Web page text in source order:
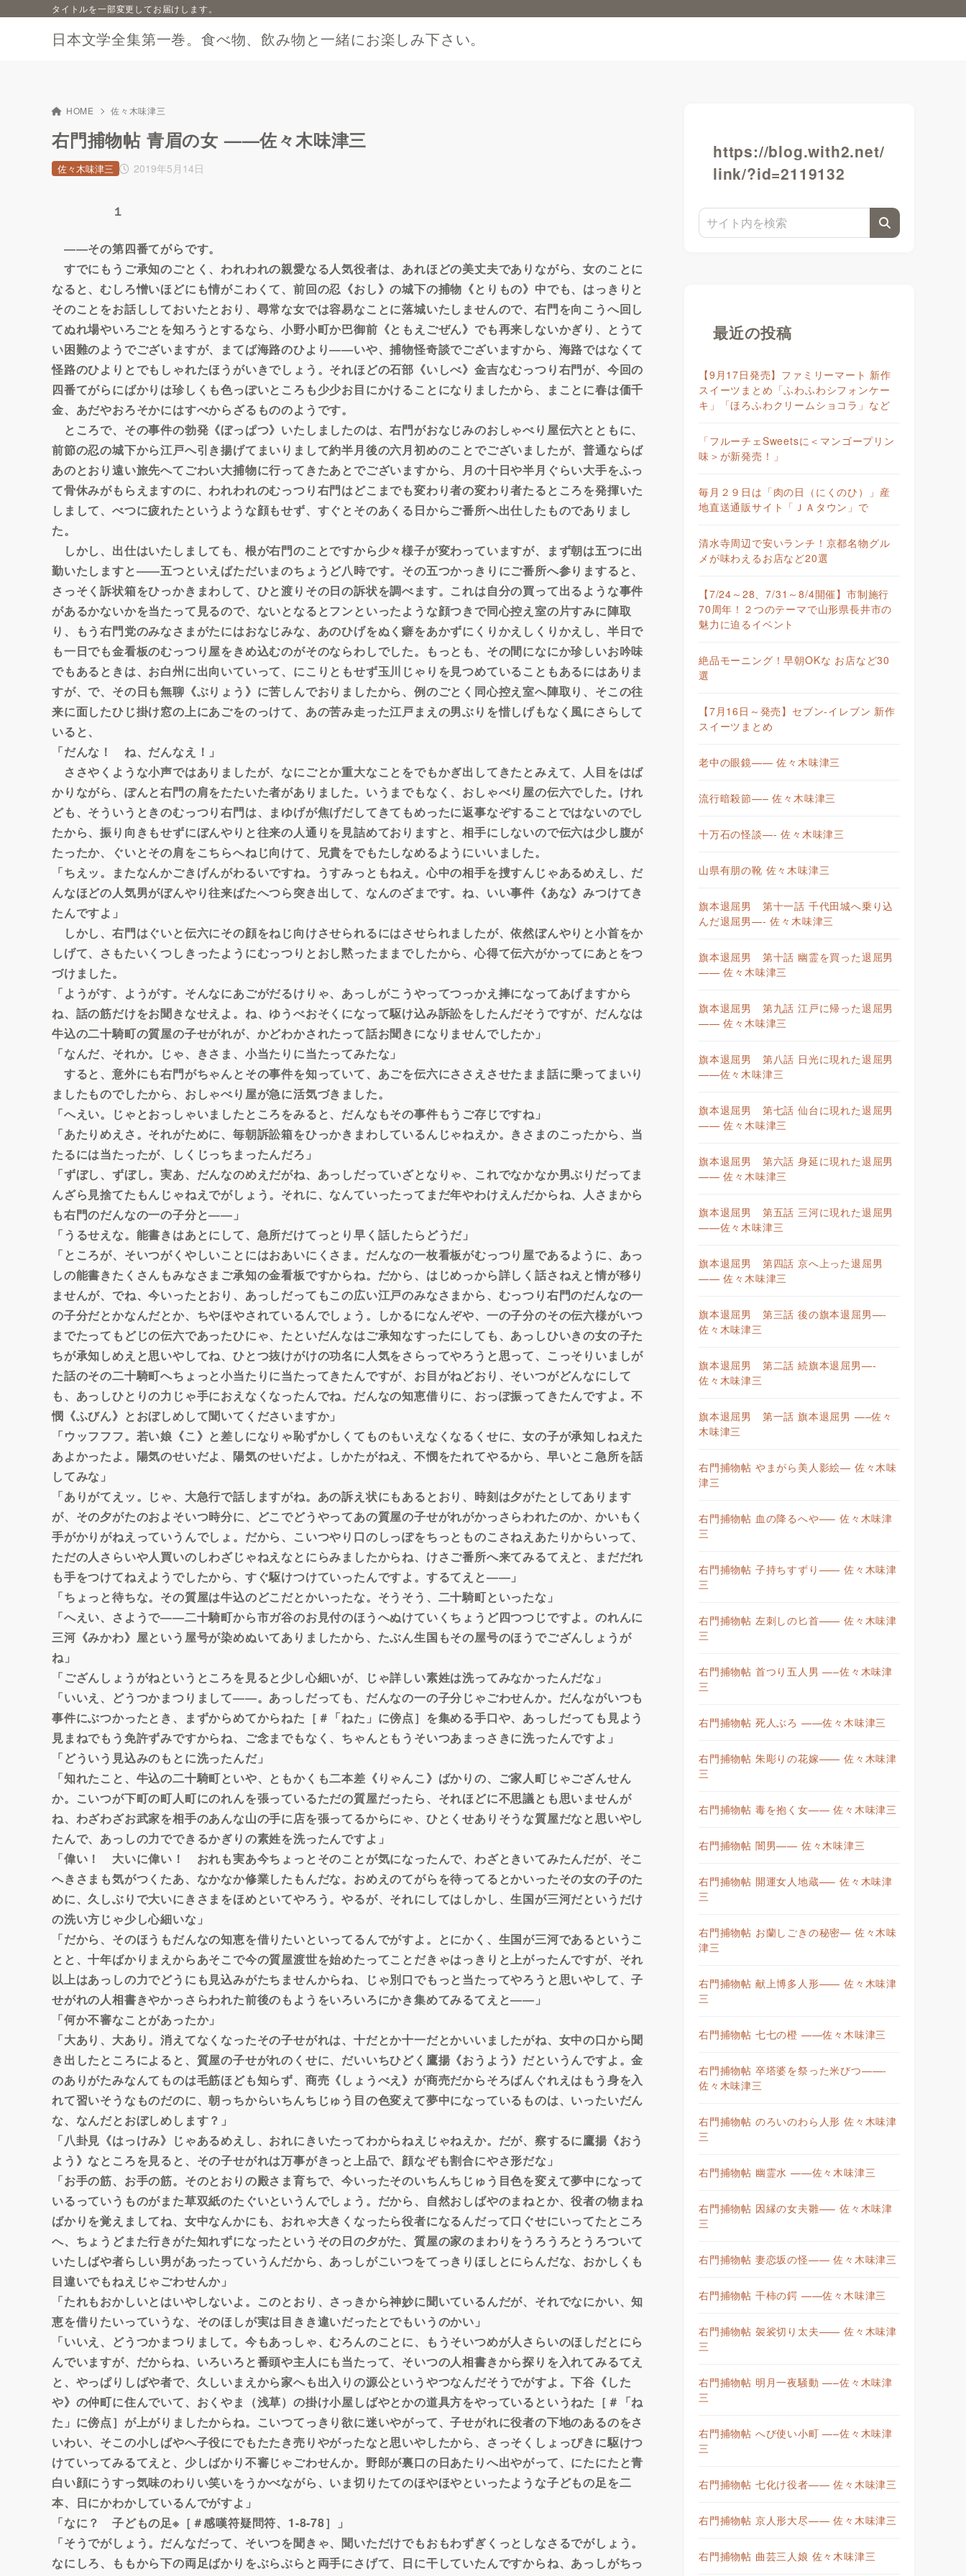
日本文学全集第一巻。食べ物、飲み物と一緒にお楽しみ下さい。
タイトルを一部変更してお届けします。
HOME 佐々木味津三
右門捕物帖 青眉の女 ——佐々木味津三
2019年5月14日
佐々木味津三
１
――その第四番てがらです。
すでにもうご承知のごとく、われわれの親愛なる人気役者は、あれほどの美丈夫でありながら、女のことに
なると、むしろ憎いほどにも情がこわくて、前回の忍《おし》の城下の捕物《とりもの》中でも、はっきりと
そのことをお話ししておいたとおり、尋常な女では容易なことに落城いたしませんので、右門を向こうへ回し
てぬれ場やいろごとを知ろうとするなら、小野小町か巴御前《ともえごぜん》でも再来しないかぎり、とうて
い困難のようでございますが、まてば海路のひより――いや、捕物怪奇談でございますから、海路ではなくて
怪路のひよりとでもしゃれたほうがいきでしょう。それほどの石部《いしべ》金吉なむっつり右門が、今回の
四番てがらにばかりは珍しくも色っぽいところも少少お目にかけることになりましたから、まことに春は価千
金、あだやおろそかにはすべからざるもののようです。
ところで、その事件の勃発《ぼっぱつ》いたしましたのは、右門がおなじみのおしゃべり屋伝六とともに、
前節の忍の城下から江戸へ引き揚げてまいりまして約半月後の六月初めのことでございましたが、普通ならば
あのとおり遠い旅先へてごわい大捕物に行ってきたあとでございますから、月の十日や半月ぐらい大手をふっ
て骨休みがもらえますのに、われわれのむっつり右門はどこまでも変わり者の変わり者たるところを発揮いた
しまして、べつに疲れたというような顔もせず、すぐとそのあくる日からご番所へ出仕したものでありまし
た。
しかし、出仕はいたしましても、根が右門のことですから少々様子が変わっていますが、まず朝は五つに出
勤いたしますと――五つといえばただいまのちょうど八時です。その五つかっきりにご番所へ参りますると、
さっそく訴状箱をひっかきまわして、ひと渡りその日の訴状を調べます。これは自分の買って出るような事件
があるかないかを当たって見るので、ないとなるとフンといったような顔つきで同心控え室の片すみに陣取
り、もう右門党のみなさまがたにはおなじみな、あのひげをぬく癖をあかずにくりかえしくりかえし、半日で
も一日でも金看板のむっつり屋をきめ込むのがそのならわしでした。もっとも、その間になにか珍しいお吟味
でもあるときは、お白州に出向いていって、にこりともせず玉川じゃりを見つめていることもあるにはありま
すが、で、その日も無聊《ぶりょう》に苦しんでおりましたから、例のごとく同心控え室へ陣取り、そこの往
来に面したひじ掛け窓の上にあごをのっけて、あの苦み走った江戸まえの男ぶりを惜しげもなく風にさらして
いると、
「だんな！ ね、だんなえ！」
ささやくような小声ではありましたが、なにごとか重大なことをでもかぎ出してきたとみえて、人目をはば
かりながら、ぽんと右門の肩をたたいた者がありました。いうまでもなく、おしゃべり屋の伝六でした。けれ
ども、そういうときのむっつり右門は、まゆげが焦げだしてきてもめったに返事なぞすることではないのでし
たから、振り向きもせずにぼんやりと往来の人通りを見詰めておりますと、相手にしないので伝六は少し腹が
たったか、ぐいとその肩をこちらへねじ向けて、兄貴をでもたしなめるようにいいました。
「ちえッ。またなんかごきげんがわるいですね。うすみっともねえ。心中の相手を捜すんじゃあるめえし、だ
んなほどの人気男がぼんやり往来ばたへつら突き出して、なんのざまです。ね、いい事件《あな》みつけてき
たんですよ」
しかし、右門はぐいと伝六にその顔をねじ向けさせられるにはさせられましたが、依然ぼんやりと小首をか
しげて、さもたいくつしきったようにむっつりとおし黙ったままでしたから、心得て伝六がかってにあとをつ
づけました。
「ようがす、ようがす。そんなにあごがだるけりゃ、あっしがこうやってつっかえ捧になってあげますから
ね、話の筋だけをお聞きなせえよ。ね、ゆうべおそくになって駆け込み訴訟をしたんだそうですが、だんなは
牛込の二十騎町の質屋の子せがれが、かどわかされたって話お聞きになりませんでしたか」
「なんだ、それか。じゃ、きさま、小当たりに当たってみたな」
すると、意外にも右門がちゃんとその事件を知っていて、あごを伝六にささえさせたまま話に乗ってまいり
ましたものでしたから、おしゃべり屋が急に活気づきました。
「へえい。じゃとおっしゃいましたところをみると、だんなもその事件もうご存じですね」
「あたりめえさ。それがために、毎朝訴訟箱をひっかきまわしているんじゃねえか。きさまのこったから、当
たるには当たったが、しくじっちまったんだろ」
「ずぼし、ずぼし。実あ、だんなのめえだがね、あっしだっていざとなりゃ、これでなかなか男ぶりだってま
んざら見捨てたもんじゃねえでがしょう。それに、なんていったってまだ年やわけえんだからね、人さまから
も右門のだんなの一の子分と――」
「うるせえな。能書きはあとにして、急所だけてっとり早く話したらどうだ」
「ところが、そいつがくやしいことにはおあいにくさま。だんなの一枚看板がむっつり屋であるように、あっ
しの能書きたくさんもみなさまご承知の金看板ですからね。だから、はじめっから詳しく話さねえと情が移り
ませんが、でね、今いったとおり、あっしだってもこの広い江戸のみなさまから、むっつり右門のだんなの一
の子分だとかなんだとか、ちやほやされているんでしょう。しかるになんぞや、一の子分のその伝六様がいつ
までたってもどじの伝六であったひにゃ、たといだんなはご承知なすったにしても、あっしひいきの女の子た
ちが承知しめえと思いやしてね、ひとつ抜けがけの功名に人気をさらってやろうと思って、こっそりいましが
た話のその二十騎町へちょっと小当たりに当たってきたんですが、お目がねどおり、そいつがどんなにして
も、あっしひとりの力じゃ手におえなくなったんでね。だんなの知恵借りに、おっぽ振ってきたんですよ。不
憫《ふびん》とおぼしめして聞いてくださいますか」
「ウッフフフ。若い娘《こ》と差しになりゃ恥ずかしくてものもいえなくなるくせに、女の子が承知しねえた
あよかったよ。陽気のせいだよ、陽気のせいだよ。しかたがねえ、不憫をたれてやるから、早いとこ急所を話
してみな」
「ありがてえッ。じゃ、大急行で話しますがね。あの訴え状にもあるとおり、時刻は夕がたとしてあります
が、その夕がたのおよそいつ時分に、どこでどうやってあの質屋の子せがれがかっさらわれたのか、かいもく
手がかりがねえっていうんでしょ。だから、こいつやり口のしっぽをちっとものこさねえあたりからいって、
ただの人さらいや人買いのしわざじゃねえなとにらみましたからね、けさご番所へ来てみるてえと、まだだれ
も手をつけてねえようでしたから、すぐ駆けつけていったんですよ。するてえと――」
「ちょっと待ちな。その質屋は牛込のどこだとかいったな。そうそう、二十騎町といったな」
「へえい、さようで――二十騎町から市ガ谷のお見付のほうへぬけていくちょうど四つつじですよ。のれんに
三河《みかわ》屋という屋号が染めぬいてありましたから、たぶん生国もその屋号のほうでござんしょうが
ね」
「ござんしょうがねというところを見ると少し心細いが、じゃ詳しい素姓は洗ってみなかったんだな」
「いいえ、どうつかまつりまして――。あっしだっても、だんなの一の子分じゃごわせんか。だんながいつも
事件にぶつかったとき、まずからめてからねた［＃「ねた」に傍点］を集める手口や、あっしだっても見よう
見まねでもう免許ずみですからね、ご念までもなく、ちゃんともうそいつあまっさきに洗ったんですよ」
「どういう見込みのもとに洗ったんだ」
「知れたこと、牛込の二十騎町といや、ともかくも二本差《りゃんこ》ばかりの、ご家人町じゃござんせん
か。こいつが下町の町人町にのれんを張っているただの質屋だったら、それほどに不思議とも思いませんが
ね、わざわざお武家を相手のあんな山の手に店を張ってるからにゃ、ひとくせありそうな質屋だなと思いやし
たんで、あっしの力でできるかぎりの素姓を洗ったんですよ」
「偉い！ 大いに偉い！ おれも実あ今ちょっとそのことが気になったんで、わざときいてみたんだが、そこ
へきさまも気がつくたあ、なかなか修業したもんだな。おめえのてがらを待ってるとかいったその女の子のた
めに、久しぶりで大いにきさまをほめといてやろう。やるが、それにしてはしかし、生国が三河だというだけ
の洗い方じゃ少し心細いな」
「だから、そのほうもだんなの知恵を借りたいといってるんでがすよ。とにかく、生国が三河であるというこ
とと、十年ばかりまえからあそこで今の質屋渡世を始めたってことだきゃはっきりと上がったんですが、それ
以上はあっしの力でどうにも見込みがたちませんからね、じゃ別口でもっと当たってやろうと思いやして、子
せがれの人相書きやかっさらわれた前後のもようをいろいろにかき集めてみるてえと――」
「何か不審なことがあったか」
「大あり、大あり。消えてなくなったその子せがれは、十だとか十一だとかいいましたがね、女中の口から聞
き出したところによると、質屋の子せがれのくせに、だいいちひどく鷹揚《おうよう》だというんですよ。金
のありがたみなんてものは毛筋ほども知らず、商売《しょうべえ》が商売だからそろばんぐれえはもう身を入
れて習いそうなものだのに、朝っちからいちんちじゅう目の色変えて夢中になっているものは、いったいだん
な、なんだとおぼしめします？」
「八卦見《はっけみ》じゃあるめえし、おれにきいたってわからねえじゃねえか。だが、察するに鷹揚《おう
よう》なところを見ると、その子せがれは万事がきっと上品で、顔なぞも割合にやさ形だな」
「お手の筋、お手の筋。そのとおりの殿さま育ちで、今いったそのいちんちじゅう目色を変えて夢中になって
いるっていうものがまた草双紙のたぐいというんでしょう。だから、自然おしばやのまねとか、役者の物まね
ばかりを覚えましてね、女中なんかにも、おれゃ大きくなったら役者になるんだって口ぐせにいってたところ
へ、ちょうどまた行きがた知れずになったというその日の夕がた、質屋の家のまわりをうろうろとうろついて
いたしばや者らしい男があったっていうんだから、あっしがこいつをてっきりほしとにらんだな、おかしくも
目違いでもねえじゃごわせんか」
「たれもおかしいとはいやしないよ。このとおり、さっきから神妙に聞いているんだが、それでなにかい、知
恵を借りたいっていうな、そのほしが実は目きき違いだったとでもいうのかい」
「いいえ、どうつかまつりまして。今もあっしゃ、むろんのことに、もうそいつめが人さらいのほしだとにら
んでいますが、だからね、いろいろと番頭や主人にも当たって、そいつの人相書きから探りを入れてみるてえ
と、やっぱりしばや者で、久しいまえから家へも出入りの源公というやつなんだそうでがすよ。下谷《した
や》の仲町に住んでいて、おくやま（浅草）の掛け小屋しばやとかの道具方をやっているというねた［＃「ね
た」に傍点］が上がりましたからね。こいつてっきり欲に迷いやがって、子せがれに役者の下地のあるのをさ
いわい、そこの小しばやへ子役にでもたたき売りやがったなと思いやしたから、さっそくしょっぴきに駆けつ
けていってみるてえと、少しばかり不審じゃごわせんか。野郎が裏口の日あたりへ出やがって、にたにたと青
白い顔にうすっ気味のわりい笑いをうかべながら、いま切りたてのほやほやといったような子どもの足を二
本、日にかわかしているんでがすよ」
「なに？ 子どもの足※［＃感嘆符疑問符、1-8-78］」
「そうでがしょう。だんなだって、そいつを聞きゃ、聞いただけでもおもわずぎくっとしなさるでがしょう。
なにしろ、ももから下の両足ばかりをぶらぶらと両手にさげて、日に干していたんですからね、あっしがちっ
https://blog.with2.net/
link/?id=2119132
最近の投稿
【9月17日発売】ファミリーマート 新作
スイーツまとめ「ふわふわシフォンケー
キ」「ほろふわクリームショコラ」など
「フルーチェSweetsに＜マンゴープリン
味＞が新発売！」
毎月２９日は「肉の日（にくのひ）」産
地直送通販サイト「ＪＡタウン」で
清水寺周辺で安いランチ！京都名物グル
メが味わえるお店など20選
【7/24～28、7/31～8/4開催】市制施行
70周年！２つのテーマで山形県長井市の
魅力に迫るイベント
絶品モーニング！早朝OKな お店など30
選
【7月16日～発売】セブン-イレブン 新作
スイーツまとめ
老中の眼鏡—— 佐々木味津三
流行暗殺節—– 佐々木味津三
十万石の怪談—- 佐々木味津三
山県有朋の靴 佐々木味津三
旗本退屈男 第十一話 千代田城へ乗り込
んだ退屈男—- 佐々木味津三
旗本退屈男 第十話 幽霊を買った退屈男
—— 佐々木味津三
旗本退屈男 第九話 江戸に帰った退屈男
—— 佐々木味津三
旗本退屈男 第八話 日光に現れた退屈男
——佐々木味津三
旗本退屈男 第七話 仙台に現れた退屈男
—— 佐々木味津三
旗本退屈男 第六話 身延に現れた退屈男
—— 佐々木味津三
旗本退屈男 第五話 三河に現れた退屈男
——佐々木味津三
旗本退屈男 第四話 京へ上った退屈男
—— 佐々木味津三
旗本退屈男 第三話 後の旗本退屈男—-
佐々木味津三
旗本退屈男 第二話 続旗本退屈男—-
佐々木味津三
旗本退屈男 第一話 旗本退屈男 —–佐々
木味津三
右門捕物帖 やまがら美人影絵— 佐々木味
津三
右門捕物帖 血の降るへや—– 佐々木味津
三
右門捕物帖 子持ちすずり—— 佐々木味津
三
右門捕物帖 左刺しの匕首—— 佐々木味津
三
右門捕物帖 首つり五人男 —–佐々木味津
三
右門捕物帖 死人ぶろ ——佐々木味津三
右門捕物帖 朱彫りの花嫁—— 佐々木味津
三
右門捕物帖 毒を抱く女—— 佐々木味津三
右門捕物帖 闇男—— 佐々木味津三
右門捕物帖 開運女人地蔵—– 佐々木味津
三
右門捕物帖 お蘭しごきの秘密— 佐々木味
津三
右門捕物帖 献上博多人形—— 佐々木味津
三
右門捕物帖 七七の橙 ——佐々木味津三
右門捕物帖 卒塔婆を祭った米びつ——-
佐々木味津三
右門捕物帖 のろいのわら人形 佐々木味津
三
右門捕物帖 幽霊水 ——佐々木味津三
右門捕物帖 因縁の女夫雛—– 佐々木味津
三
右門捕物帖 妻恋坂の怪—— 佐々木味津三
右門捕物帖 千柿の鍔 ——佐々木味津三
右門捕物帖 袈裟切り太夫—— 佐々木味津
三
右門捕物帖 明月一夜騒動 —–佐々木味津
三
右門捕物帖 へび使い小町 —–佐々木味津
三
右門捕物帖 七化け役者—— 佐々木味津三
右門捕物帖 京人形大尽—— 佐々木味津三
右門捕物帖 曲芸三人娘 佐々木味津三